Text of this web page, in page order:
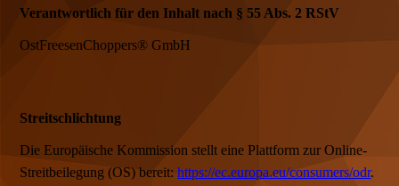
Verantwortlich für den Inhalt nach § 55 Abs. 2 RStV
OstFreesenChoppers® GmbH
Streitschlichtung
Die Europäische Kommission stellt eine Plattform zur Online-
Streitbeilegung (OS) bereit:https://ec.europa.eu/consumers/odr.